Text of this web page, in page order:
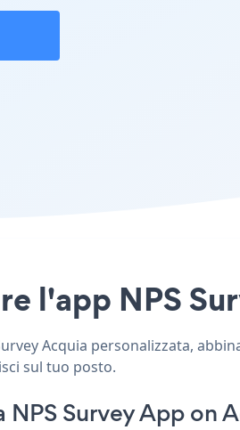
l'app NPS
Acquia personalizzata,
sul tuo posto.
NPS Survey App on